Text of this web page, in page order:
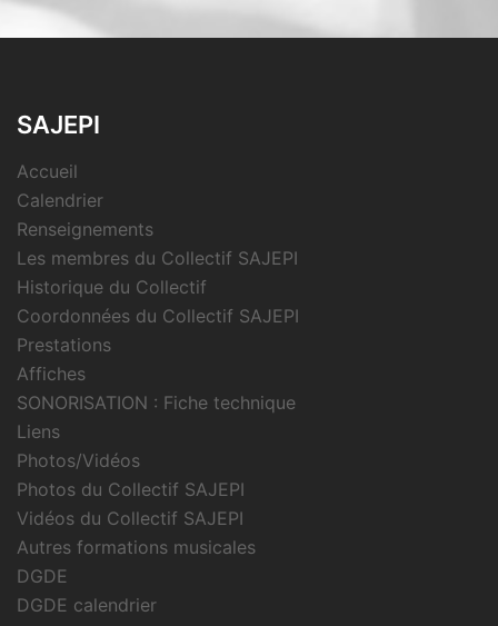
SAJEPI
Accueil
Calendrier
Renseignements
Les membres du Collectif SAJEPI
Historique du Collectif
Coordonnées du Collectif SAJEPI
Prestations
Affiches
SONORISATION : Fiche technique
Liens
Photos/Vidéos
Photos du Collectif SAJEPI
Vidéos du Collectif SAJEPI
Autres formations musicales
DGDE
DGDE calendrier